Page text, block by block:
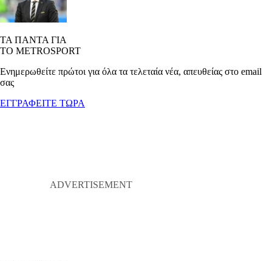
ΤΑ ΠΑΝΤΑ ΓΙΑ
ΤΟ METROSPORT
Ενημερωθείτε πρώτοι για όλα τα τελεταία νέα, απευθείας στο email
σας
ΕΓΓΡΑΦΕΙΤΕ ΤΩΡΑ